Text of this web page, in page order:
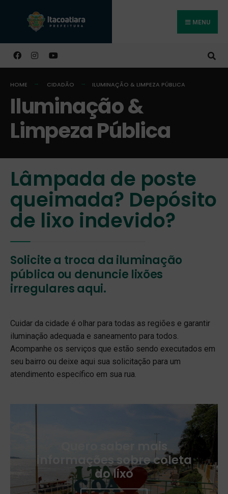
MENU
HOME CIDADÃO ILUMINAÇÃO & LIMPEZA PÚBLICA
Iluminação &
Limpeza Pública
Lâmpada de poste
queimada? Depósito
de lixo indevido?
Solicite a troca da iluminação
pública ou denuncie lixões
irregulares aqui.
Cuidar da cidade é olhar para todas as regiões e garantir
iluminação adequada e saneamento para todos.
Acompanhe os serviços que estão sendo executados em
seu bairro ou deixe aqui sua solicitação para um
atendimento específico em sua rua.
Quero saber mais
informações sobre coleta
do lixo
Buscar